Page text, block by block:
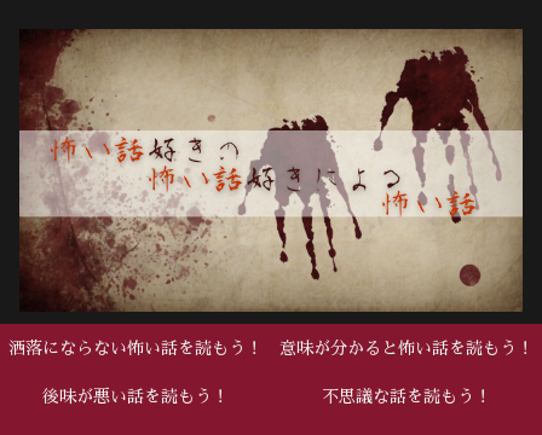
洒落にならない怖い話を読もう！ 意味が分かると怖い話を読もう！
後味が悪い話を読もう！ 不思議な話を読もう！